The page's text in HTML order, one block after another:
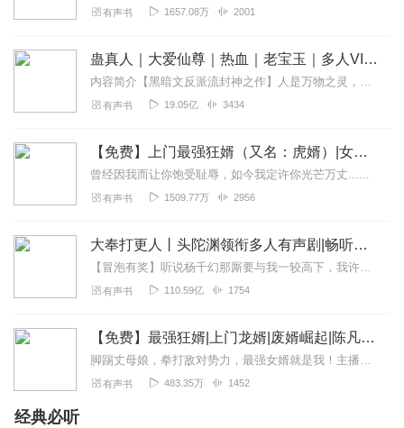
有声书 1657.08万 2001
蛊真人｜大爱仙尊｜热血｜老宝玉｜多人VIP免费有声剧
内容简介【黑暗文反派流封神之作】人是万物之灵，蛊是天地真精。一个穿越者不断重生的故事。一个养蛊、炼蛊、用蛊的奇特世界。配音组（男角色）老宝玉旁白...
有声书 19.05亿 3434
【免费】上门最强狂婿（又名：虎婿）|女婿文&爽文&逆袭|AI电子书
曾经因我而让你饱受耻辱，如今我定许你光芒万丈......
有声书 1509.77万 2956
大奉打更人丨头陀渊领衔多人有声剧|畅听全集|王鹤棣、田曦薇主演影视剧原著|卖报小郎君
【冒泡有奖】听说杨千幻那厮要与我一较高下，我许七安要开始装叉了！快进入声音播放页戳下方输入框，冒个泡偷偷告诉我，我要用哪些诗词才能胜过他？说得好的，有赏！202...
有声书 110.59亿 1754
【免费】最强狂婿|上门龙婿|废婿崛起|陈凡逆袭ai
脚踢丈母娘，拳打敌对势力，最强女婿就是我！主播有话说还是女婿文，这一本节奏有点快，主播还没见哪本书从第一集就开始摊牌的。一改藏着掖着低调奉献的剧情，陈凡从有钱...
有声书 483.35万 1452
经典必听